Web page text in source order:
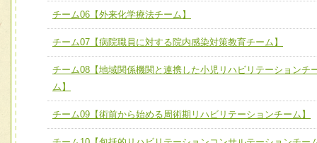
チーム06【外来化学療法チーム】
チーム07【病院職員に対する院内感染対策教育チーム】
チーム08【地域関係機関と連携した小児リハビリテーショ
チーム09【術前から始める周術期リハビリテーションチー
ム】
チーム06【外来化学療法チーム】
チーム07【病院職員に対する院内感染対策教育チーム】
チーム08【地域関係機関と連携した小児リハビリテーションチ
ム】
チーム09【術前から始める周術期リハビリテーションチーム】